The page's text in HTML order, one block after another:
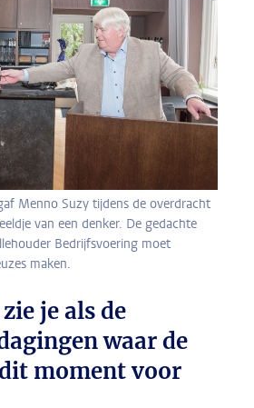
Menno Suzy tijdens de overdracht
van een denker. De gedachte
Bedrijfsvoering moet
maken.
je als de
waar de
moment voor